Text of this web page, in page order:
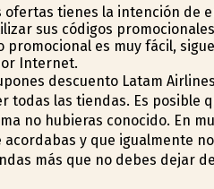
tienes la intención de
sus códigos
es muy fácil,
Internet.
descuento Latam
todas las tiendas. Es posible
no hubieras conocido. En
acordabas y que igualmente
más que no debes dejar